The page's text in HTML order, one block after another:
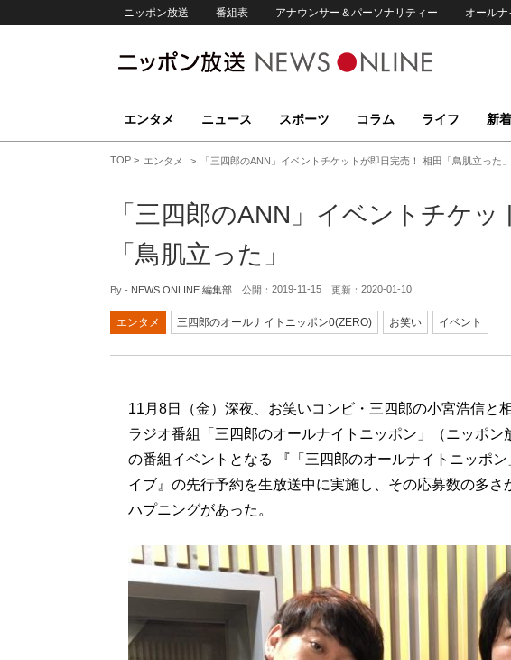
ニッポン放送 番組表 アナウンサー＆パーソナリティー オール
エンタメ ニュース スポーツ コラム ライフ 新
TOP エンタメ 「三四郎のANN」イベントチケットが即日完売！ 相田「鳥肌立った」
「三四郎のANN」イベントチケッ
「鳥肌立った」
By - NEWS ONLINE 編集部 公開： 2019-11-15 更新： 2020-01-10
エンタメ 三四郎のオールナイトニッポン0(ZERO) お笑い イベント
11月8日（金）深夜、お笑いコンビ・三四郎の小宮浩信と
ラジオ番組「三四郎のオールナイトニッポン」（ニッポ
の番組イベントとなる 『「三四郎のオールナイトニッポ
イブ』の先行予約を生放送中に実施し、その応募数の多
ハプニングがあった。